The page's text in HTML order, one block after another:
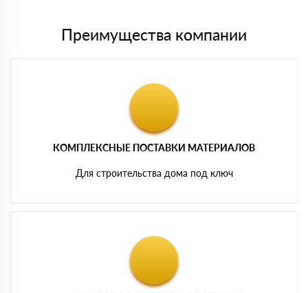
Преимущества компании
КОМПЛЕКСНЫЕ ПОСТАВКИ МАТЕРИАЛОВ
Для строительства дома под ключ